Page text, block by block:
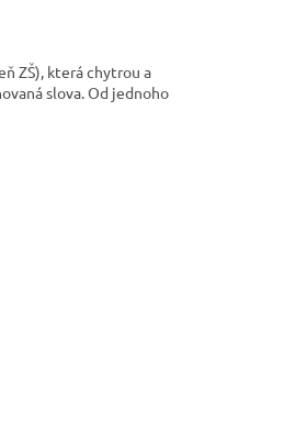
ZŠ), která chytrou a
slova. Od jednoho